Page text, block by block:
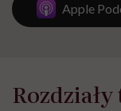
Apple